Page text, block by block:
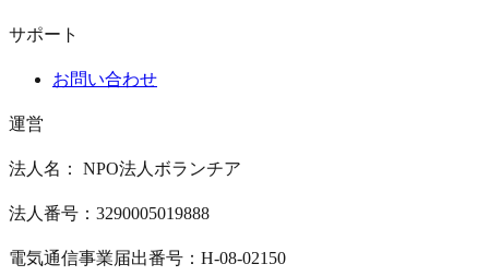
サポート
お問い合わせ
運営
法人名： NPO法人ボランチア
法人番号：3290005019888
電気通信事業届出番号：H-08-02150